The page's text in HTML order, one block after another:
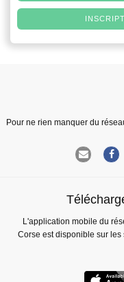
Pour ne rien manquer du
L'application mobile du
Corse est disponible sur